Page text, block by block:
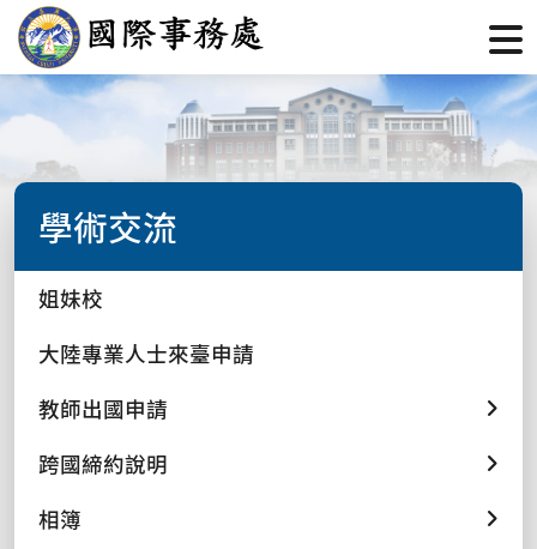
學術交流
姐妹校
大陸專業人士來臺申請
教師出國申請
跨國締約說明
相簿